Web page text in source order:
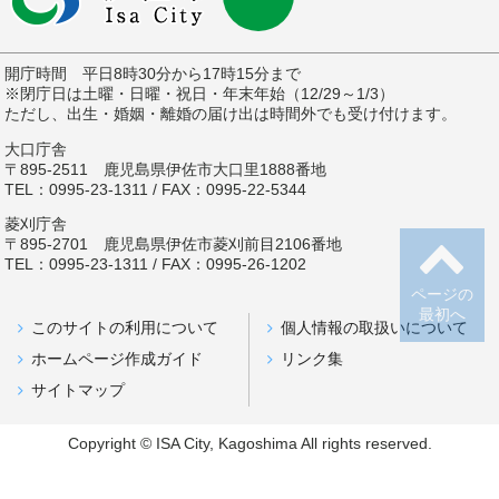
ページの
最初へ
開庁時間 平日8時30分から17時15分まで
※閉庁日は土曜・日曜・祝日・年末年始（12/29～1/3）
ただし、出生・婚姻・離婚の届け出は時間外でも受け付けます。
大口庁舎
〒895-2511 鹿児島県伊佐市大口里1888番地
TEL：0995-23-1311 / FAX：0995-22-5344
菱刈庁舎
〒895-2701 鹿児島県伊佐市菱刈前目2106番地
TEL：0995-23-1311 / FAX：0995-26-1202
このサイトの利用について
個人情報の取扱いについて
ホームページ作成ガイド
リンク集
サイトマップ
Copyright © ISA City, Kagoshima All rights reserved.